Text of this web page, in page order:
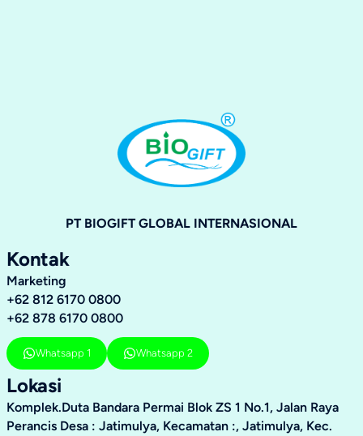
PT BIOGIFT GLOBAL INTERNASIONAL
Kontak
Marketing
+62 812 6170 0800
+62 878 6170 0800
Whatsapp 1 Whatsapp 2
Lokasi
Komplek.Duta Bandara Permai Blok ZS 1 No.1, Jalan Raya
Perancis Desa : Jatimulya, Kecamatan :, Jatimulya, Kec.